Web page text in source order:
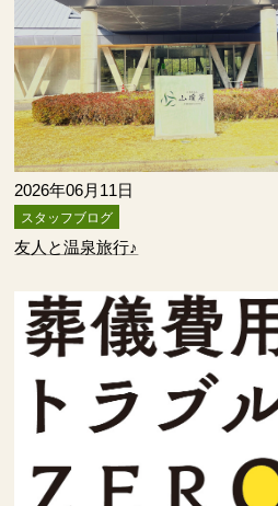
2026年06月11日
スタッフブログ
友人と温泉旅行♪